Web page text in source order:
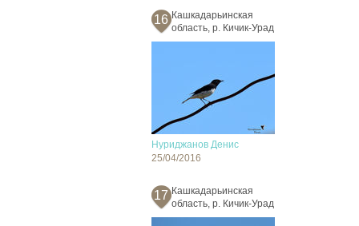
16 Кашкадарьинская
область, р. Кичик-Урад
Нуриджанов Денис
25/04/2016
17 Кашкадарьинская
область, р. Кичик-Урад